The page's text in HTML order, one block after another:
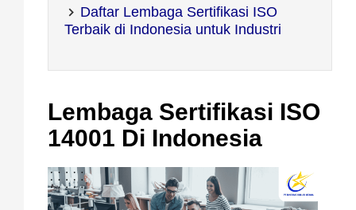
Daftar Lembaga Sertifikasi ISO
Terbaik di Indonesia untuk Industri
Lembaga Sertifikasi ISO
14001 Di Indonesia